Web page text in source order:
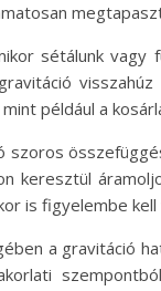
sétálunk vagy
például a
szoros
keresztül
is figyelembe kell
a gravitáció